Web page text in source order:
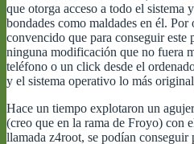
que otorga acceso a todo el sistema
bondades como maldades en él. Por
convencido que para conseguir
ninguna modificación que no fuera
teléfono o un click desde el
y el sistema operativo lo más
Hace un tiempo explotaron un
(creo que en la rama de Froyo) con
llamada z4root, se podían